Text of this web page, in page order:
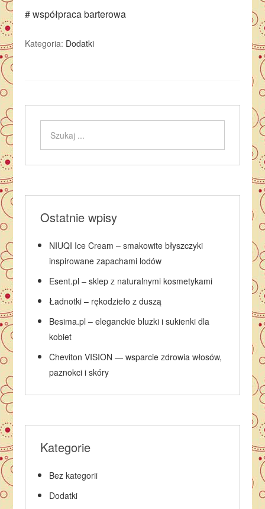
# współpraca barterowa
Kategoria: Dodatki
Ostatnie wpisy
NIUQI Ice Cream – smakowite błyszczyki
inspirowane zapachami lodów
Esent.pl – sklep z naturalnymi kosmetykami
Ładnotki – rękodzieło z duszą
Besima.pl – eleganckie bluzki i sukienki dla
kobiet
Cheviton VISION — wsparcie zdrowia włosów,
paznokci i skóry
Kategorie
Bez kategorii
Dodatki